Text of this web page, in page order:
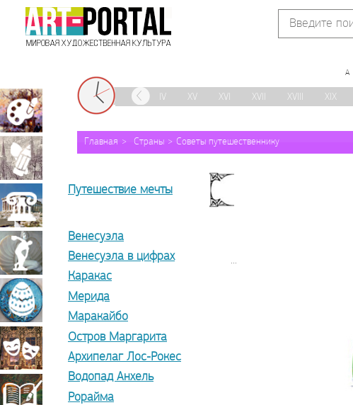
А
IX X XII XIII XIV XV XVI XVII XVIII XIX
Главная Страны Советы путешественнику
Путешествие мечты
Венесуэла
Венесуэла в цифрах
Каракас
Мерида
Маракайбо
Остров Маргарита
Архипелаг Лос-Рокес
Водопад Анхель
Рорайма
...
Живопись
Графика
Скульптура
Декоративно-
прикладное
Театрально-
декорационное
Книжная